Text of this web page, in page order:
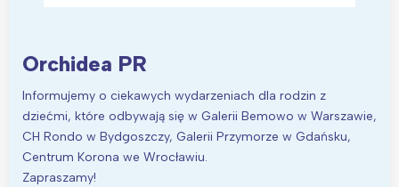
Orchidea PR
Informujemy o ciekawych wydarzeniach dla rodzin z
dziećmi, które odbywają się w Galerii Bemowo w Warszawie,
CH Rondo w Bydgoszczy, Galerii Przymorze w Gdańsku,
Centrum Korona we Wrocławiu.
Zapraszamy!